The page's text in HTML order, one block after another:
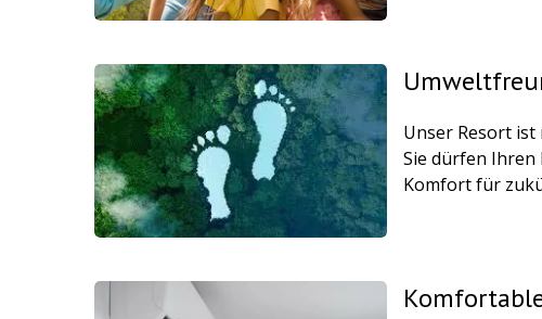
Unser Resort
Sie dürfen Ihren
Komfort für